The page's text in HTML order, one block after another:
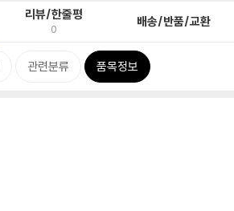
리뷰/한줄평
0 배송/반품/교환
관련분류 품목정보